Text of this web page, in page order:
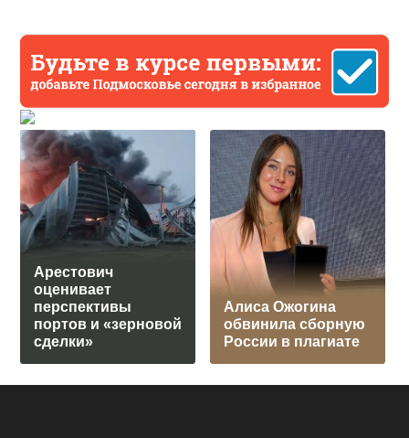
Арестович
оценивает
перспективы
портов и «зерновой
сделки»
Алиса Ожогина
обвинила сборную
России в плагиате